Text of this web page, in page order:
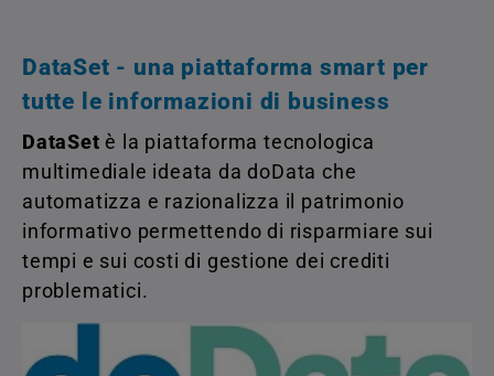
DataSet - una piattaforma smart per
tutte le informazioni di business
DataSet è la piattaforma tecnologica
multimediale ideata da doData che
automatizza e razionalizza il patrimonio
informativo permettendo di risparmiare sui
tempi e sui costi di gestione dei crediti
problematici.